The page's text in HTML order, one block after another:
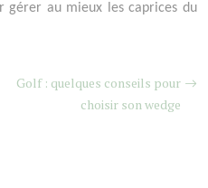
gérer au mieux les caprices du
Golf : quelques conseils pour
choisir son wedge